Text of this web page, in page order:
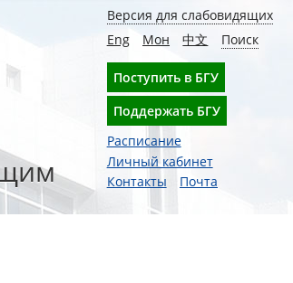
Версия для слабовидящих
Eng
Мон 中文 Поиск
Поступить в БГУ
Поддержать БГУ
Расписание
Личный кабинет
Контакты
Почта